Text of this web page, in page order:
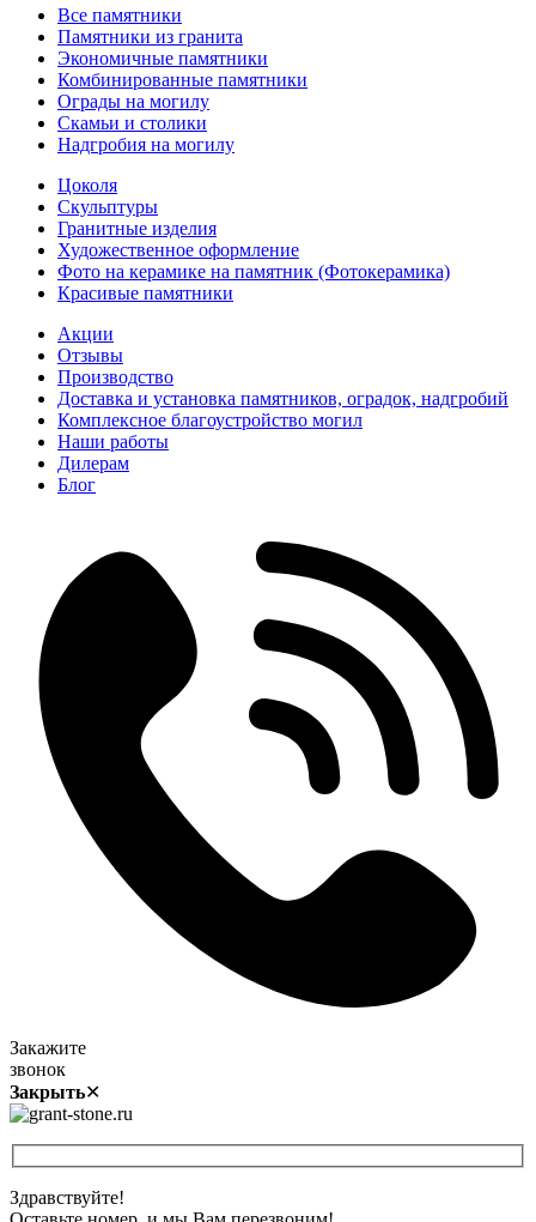
Все памятники
Памятники из гранита
Экономичные памятники
Комбинированные памятники
Ограды на могилу
Cкамьи и столики
Надгробия на могилу
Цоколя
Скульптуры
Гранитные изделия
Художественное оформление
Фото на керамике на памятник (Фотокерамика)
Красивые памятники
Акции
Отзывы
Производство
Доставка и установка памятников, оградок, надгробий
Комплексное благоустройство могил
Наши работы
Дилерам
Блог
Закажите
звонок
Закрыть✕
Здравствуйте!